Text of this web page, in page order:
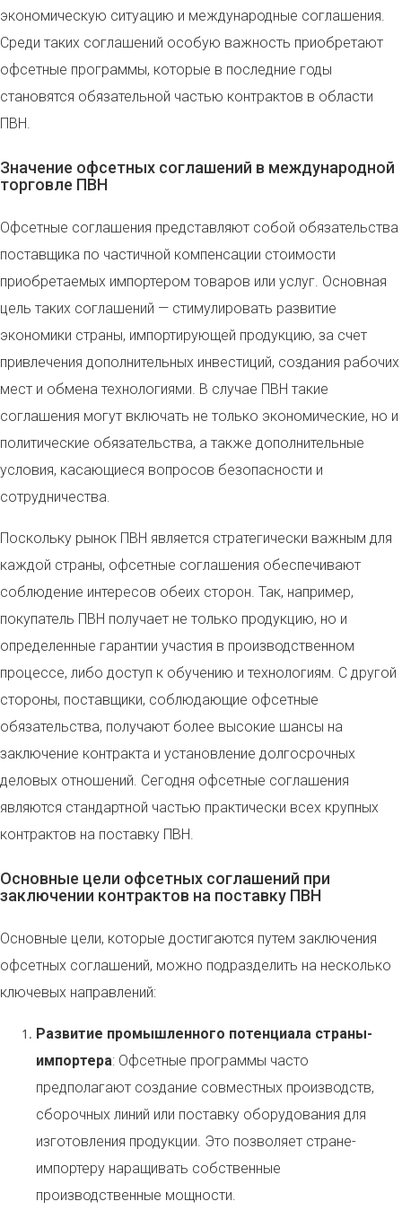
экономическую ситуацию и международные соглашения.
Среди таких соглашений особую важность приобретают
офсетные программы, которые в последние годы
становятся обязательной частью контрактов в области
ПВН.
Значение офсетных соглашений в международной
торговле ПВН
Офсетные соглашения представляют собой обязательства
поставщика по частичной компенсации стоимости
приобретаемых импортером товаров или услуг. Основная
цель таких соглашений — стимулировать развитие
экономики страны, импортирующей продукцию, за счет
привлечения дополнительных инвестиций, создания рабочих
мест и обмена технологиями. В случае ПВН такие
соглашения могут включать не только экономические, но и
политические обязательства, а также дополнительные
условия, касающиеся вопросов безопасности и
сотрудничества.
Поскольку рынок ПВН является стратегически важным для
каждой страны, офсетные соглашения обеспечивают
соблюдение интересов обеих сторон. Так, например,
покупатель ПВН получает не только продукцию, но и
определенные гарантии участия в производственном
процессе, либо доступ к обучению и технологиям. С другой
стороны, поставщики, соблюдающие офсетные
обязательства, получают более высокие шансы на
заключение контракта и установление долгосрочных
деловых отношений. Сегодня офсетные соглашения
являются стандартной частью практически всех крупных
контрактов на поставку ПВН.
Основные цели офсетных соглашений при
заключении контрактов на поставку ПВН
Основные цели, которые достигаются путем заключения
офсетных соглашений, можно подразделить на несколько
ключевых направлений:
Развитие промышленного потенциала страны-
импортера: Офсетные программы часто
предполагают создание совместных производств,
сборочных линий или поставку оборудования для
изготовления продукции. Это позволяет стране-
импортеру наращивать собственные
производственные мощности.